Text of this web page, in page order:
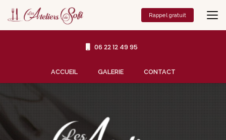
contenu
principal
06 22 12 49 95
ACCUEIL GALERIE CONTACT
Rappel gratuit